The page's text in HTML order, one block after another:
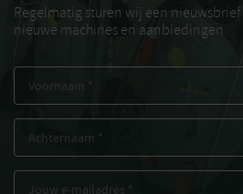
Regelmatig sturen wij een
nieuwe machines en aanbiedingen